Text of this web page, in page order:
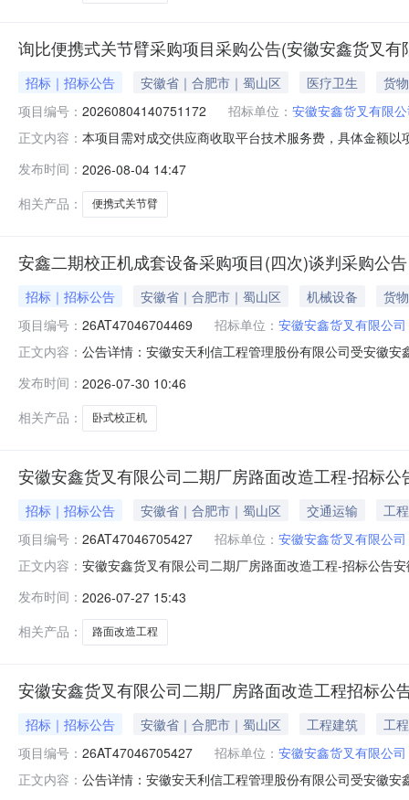
询比便携式关节臂采购项目采购公告(安徽安鑫货叉有
招标｜招标公告 安徽省｜合肥市｜蜀山区 医疗卫生
货物
项目编号： 20260804140751172 招标单位： 安徽安鑫货叉有限
正文内容： 本项目需对成交供应商收取平台技术服务费，具体金额
式关节臂测量有效范围＞3米台1安徽安鑫货叉有限公司
发布时间： 2026-08-04 14:47
相关产品：
便携式关节臂
安鑫二期校正机成套设备采购项目(四次)谈判采购公告
招标｜招标公告 安徽省｜合肥市｜蜀山区 机械设备
货物
项目编号： 26AT47046704469 招标单位： 安徽安鑫货叉有限公司
正文内容： 公告详情：安徽安天利信工程管理股份有限公司受安徽
购项目编号：26AT470467044692.2采购包划分：1个
发布时间： 2026-07-30 10:46
相关产品：
卧式校正机
安徽安鑫货叉有限公司二期厂房路面改造工程-招标公
招标｜招标公告 安徽省｜合肥市｜蜀山区 交通运输
工程
项目编号： 26AT47046705427 招标单位： 安徽安鑫货叉有限公司
正文内容： 安徽安鑫货叉有限公司二期厂房路面改造工程-招标公告
发布时间： 2026-07-27 15:43
相关产品：
路面改造工程
安徽安鑫货叉有限公司二期厂房路面改造工程招标公
招标｜招标公告 安徽省｜合肥市｜蜀山区 工程建筑
工程
项目编号： 26AT47046705427 招标单位： 安徽安鑫货叉有限公司
正文内容： 公告详情：安徽安天利信工程管理股份有限公司受安徽